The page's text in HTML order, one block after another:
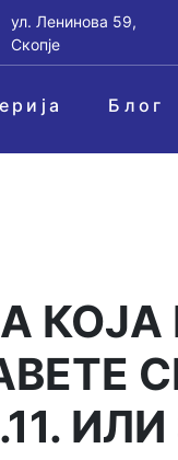
ул. Ленинова 59,
Скопје
Блог
ИЛИ